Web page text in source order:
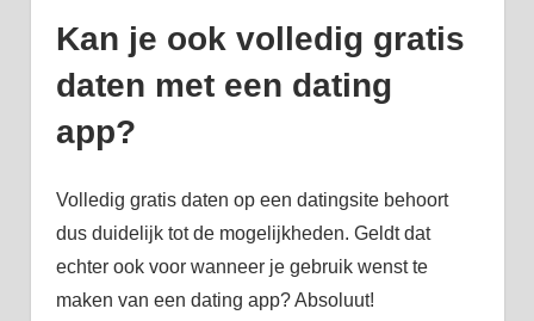
Kan je ook volledig gratis
daten met een dating
app?
Volledig gratis daten op een datingsite behoort
dus duidelijk tot de mogelijkheden. Geldt dat
echter ook voor wanneer je gebruik wenst te
maken van een dating app? Absoluut!